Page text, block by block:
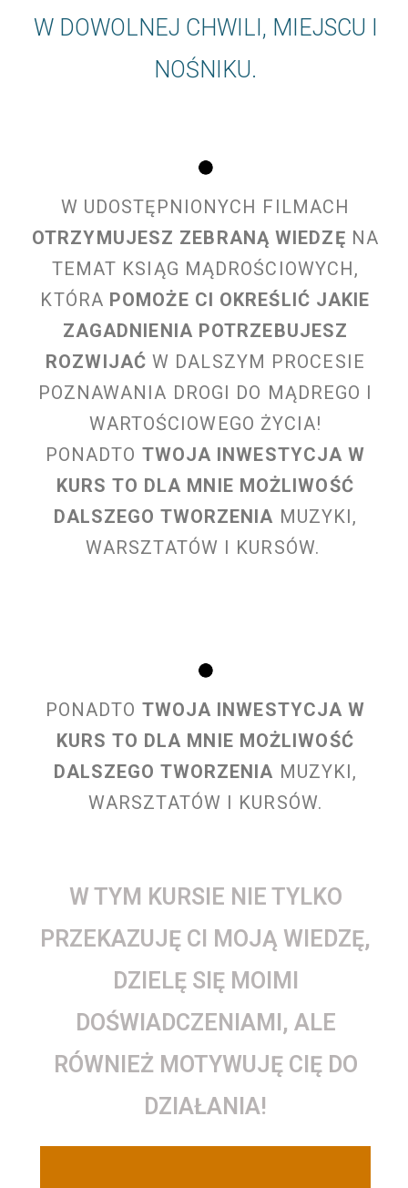
W DOWOLNEJ CHWILI, MIEJSCU I
NOŚNIKU.
W UDOSTĘPNIONYCH FILMACH
OTRZYMUJESZ ZEBRANĄ WIEDZĘ NA
TEMAT KSIĄG MĄDROŚCIOWYCH,
KTÓRA POMOŻE CI OKREŚLIĆ JAKIE
ZAGADNIENIA POTRZEBUJESZ
ROZWIJAĆ W DALSZYM PROCESIE
POZNAWANIA DROGI DO MĄDREGO I
WARTOŚCIOWEGO ŻYCIA!
PONADTO TWOJA INWESTYCJA W
KURS TO DLA MNIE MOŻLIWOŚĆ
DALSZEGO TWORZENIA MUZYKI,
WARSZTATÓW I KURSÓW.
PONADTO TWOJA INWESTYCJA W
KURS TO DLA MNIE MOŻLIWOŚĆ
DALSZEGO TWORZENIA MUZYKI,
WARSZTATÓW I KURSÓW.
W TYM KURSIE NIE TYLKO
PRZEKAZUJĘ CI MOJĄ WIEDZĘ,
DZIELĘ SIĘ MOIMI
DOŚWIADCZENIAMI, ALE
RÓWNIEŻ MOTYWUJĘ CIĘ DO
DZIAŁANIA!